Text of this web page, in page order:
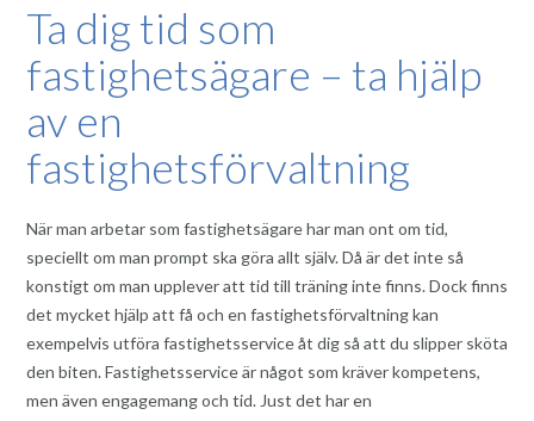
Ta dig tid som
fastighetsägare – ta hjälp
av en
fastighetsförvaltning
När man arbetar som fastighetsägare har man ont om tid,
speciellt om man prompt ska göra allt själv. Då är det inte så
konstigt om man upplever att tid till träning inte finns. Dock finns
det mycket hjälp att få och en fastighetsförvaltning kan
exempelvis utföra fastighetsservice åt dig så att du slipper sköta
den biten. Fastighetsservice är något som kräver kompetens,
men även engagemang och tid. Just det har en